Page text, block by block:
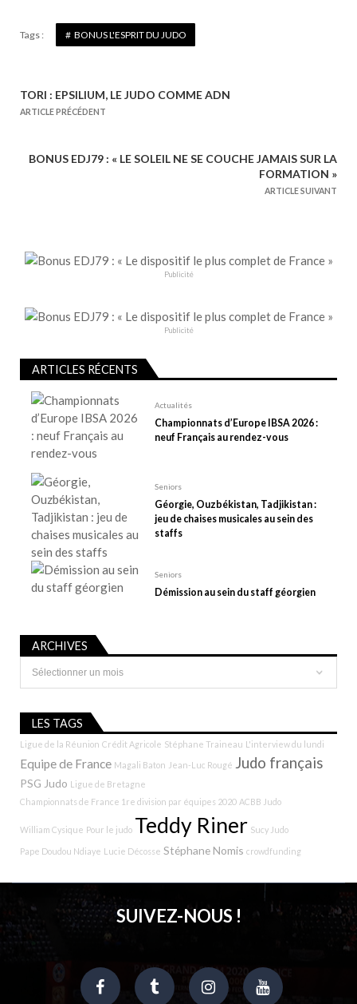
Tags : BONUS L'ESPRIT DU JUDO
N
d
l
’
TORI : EPSILIUM, LE JUDO COMME ADN
ARTICLE PRÉCÉDENT
BONUS EDJ79 : « LE SOLEIL NE SE COUCHE JAMAIS SUR LA
FORMATION »
ARTICLE SUIVANT
Publicité
Publicité
ARTICLES RÉCENTS
Actualités
Championnats d’Europe IBSA 2026 :
neuf Français au rendez-vous
Seniors
Géorgie, Ouzbékistan, Tadjikistan :
jeu de chaises musicales au sein des
staffs
Seniors
Démission au sein du staff géorgien
ARCHIVES
Archives
LES TAGS
Ligue de la Réunion Crédit Agricole Stéphane Traineau L'interview du lundi
Equipe de France Magali Baton Jean-Luc Rougé Judo français
PSG Judo Ligue de Bretagne
Championnats de France 1re division par équipes 2020 ACBB Judo
William Cysique Pour le judo Teddy Riner Sucy Judo
Pape Doudou Ndiaye Lucie Décosse Stéphane Nomis crowdfunding
SUIVEZ-NOUS !